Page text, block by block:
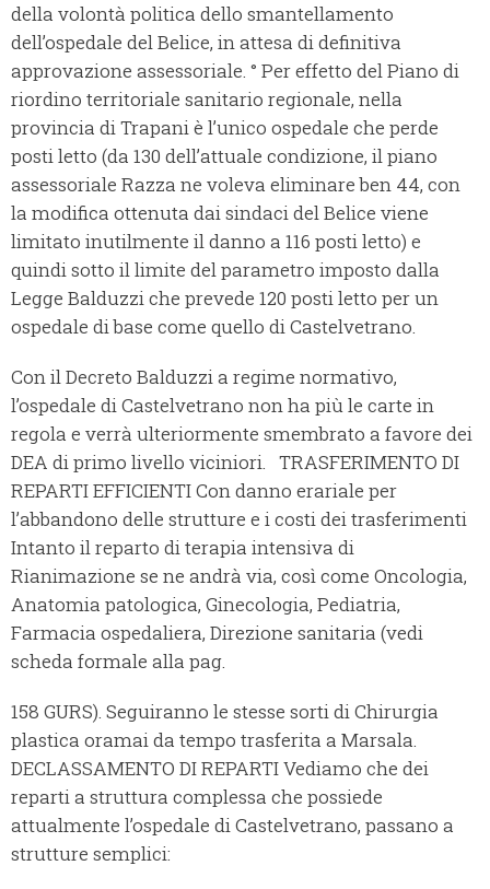
della volontà politica dello smantellamento
dell’ospedale del Belice, in attesa di definitiva
approvazione assessoriale. ° Per effetto del Piano di
riordino territoriale sanitario regionale, nella
provincia di Trapani è l’unico ospedale che perde
posti letto (da 130 dell’attuale condizione, il piano
assessoriale Razza ne voleva eliminare ben 44, con
la modifica ottenuta dai sindaci del Belice viene
limitato inutilmente il danno a 116 posti letto) e
quindi sotto il limite del parametro imposto dalla
Legge Balduzzi che prevede 120 posti letto per un
ospedale di base come quello di Castelvetrano.
Con il Decreto Balduzzi a regime normativo,
l’ospedale di Castelvetrano non ha più le carte in
regola e verrà ulteriormente smembrato a favore dei
DEA di primo livello viciniori. TRASFERIMENTO DI
REPARTI EFFICIENTI Con danno erariale per
l’abbandono delle strutture e i costi dei trasferimenti
Intanto il reparto di terapia intensiva di
Rianimazione se ne andrà via, così come Oncologia,
Anatomia patologica, Ginecologia, Pediatria,
Farmacia ospedaliera, Direzione sanitaria (vedi
scheda formale alla pag.
158 GURS). Seguiranno le stesse sorti di Chirurgia
plastica oramai da tempo trasferita a Marsala.
DECLASSAMENTO DI REPARTI Vediamo che dei
reparti a struttura complessa che possiede
attualmente l’ospedale di Castelvetrano, passano a
strutture semplici: